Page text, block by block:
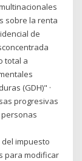
sobre la renta
de
total a
(GDH)" ·
progresivas
impuesto
para modificar